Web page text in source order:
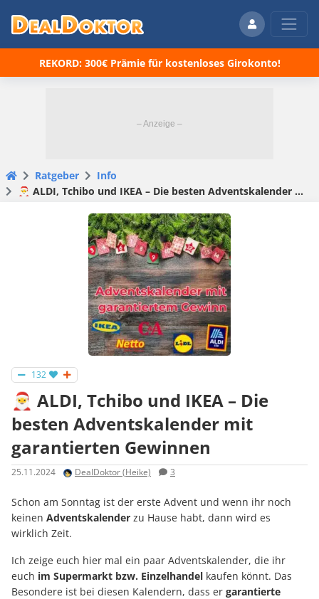
REKORD: 300€ Prämie für kostenloses Girokonto!
Ratgeber
Info
🎅 ALDI, Tchibo und IKEA – Die besten Adventskalender mit garantierten Gewinnen
132
🎅 ALDI, Tchibo und IKEA – Die
besten Adventskalender mit
garantierten Gewinnen
25.11.2024 DealDoktor (Heike) 3
Schon am Sonntag ist der erste Advent und wenn ihr noch
keinen Adventskalender zu Hause habt, dann wird es
wirklich Zeit.
Ich zeige euch hier mal ein paar Adventskalender, die ihr
euch im Supermarkt bzw. Einzelhandel kaufen könnt. Das
Besondere ist bei diesen Kalendern, dass er garantierte